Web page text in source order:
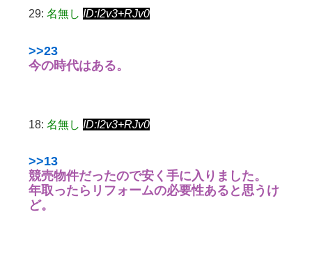
29: 名無し ID:I2v3+RJv0
>>23
今の時代はある。
18: 名無し ID:I2v3+RJv0
>>13
競売物件だったので安く手に入りました。
年取ったらリフォームの必要性あると思うけ
ど。